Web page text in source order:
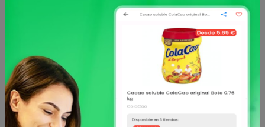
Otros productos de CARREFOUR BIO
Té e infusiones